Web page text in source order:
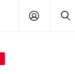
PŘIHLÁSIT